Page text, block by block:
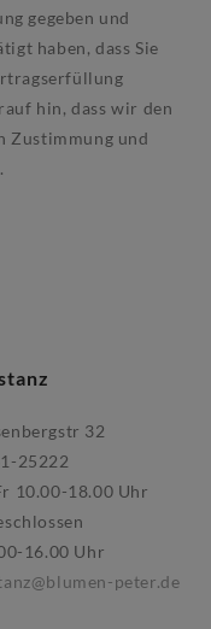
gegeben und
haben, dass Sie
hin, dass wir den
Zustimmung und
32
25222
10.00-18.00 Uhr
16.00 Uhr
peter.de